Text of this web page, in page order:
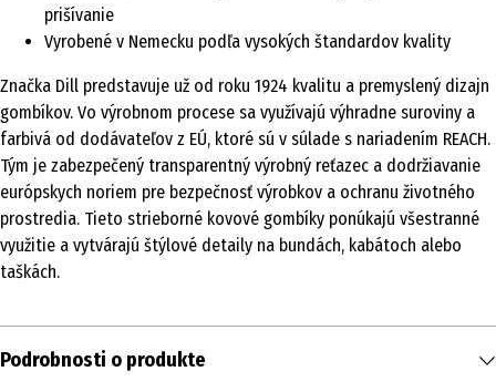
prišívanie
Vyrobené v Nemecku podľa vysokých štandardov kvality
Značka Dill predstavuje už od roku 1924 kvalitu a premyslený dizajn
gombíkov. Vo výrobnom procese sa využívajú výhradne suroviny a
farbivá od dodávateľov z EÚ, ktoré sú v súlade s nariadením REACH.
Tým je zabezpečený transparentný výrobný reťazec a dodržiavanie
európskych noriem pre bezpečnosť výrobkov a ochranu životného
prostredia. Tieto strieborné kovové gombíky ponúkajú všestranné
využitie a vytvárajú štýlové detaily na bundách, kabátoch alebo
taškách.
Podrobnosti o produkte